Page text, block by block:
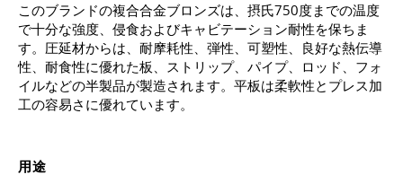
このブランドの複合合金ブロンズは、摂氏750度までの温度
で十分な強度、侵食およびキャビテーション耐性を保ちま
す。圧延材からは、耐摩耗性、弾性、可塑性、良好な熱伝導
性、耐食性に優れた板、ストリップ、パイプ、ロッド、フォ
イルなどの半製品が製造されます。平板は柔軟性とプレス加
工の容易さに優れています。
用途